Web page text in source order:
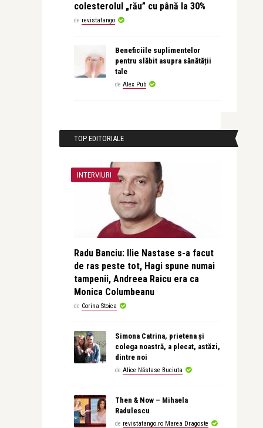
colesterolul „rău” cu până la 30%
de revistatango
Beneficiile suplimentelor
pentru slăbit asupra sănătății
tale
de Alex Pub
TOP EDITORIALE
INTERVIURI
Radu Banciu: Ilie Nastase s-a facut
de ras peste tot, Hagi spune numai
tampenii, Andreea Raicu era ca
Monica Columbeanu
de Corina Stoica
Simona Catrina, prietena și
colega noastră, a plecat, astăzi,
dintre noi
de Alice Năstase Buciuta
Then & Now – Mihaela
Radulescu
de revistatango.ro Marea Dragoste